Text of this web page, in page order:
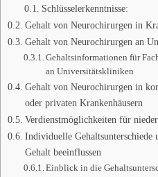
Schlüsselerkenntnisse:
Gehalt von Neurochirurgen in
Gehalt von Neurochirurgen an
Gehaltsinformationen für
an Universitätskliniken
Gehalt von Neurochirurgen in
oder privaten Krankenhäusern
Verdienstmöglichkeiten für
Individuelle Gehaltsunterschiede
Gehalt beeinflussen
Einblick in die